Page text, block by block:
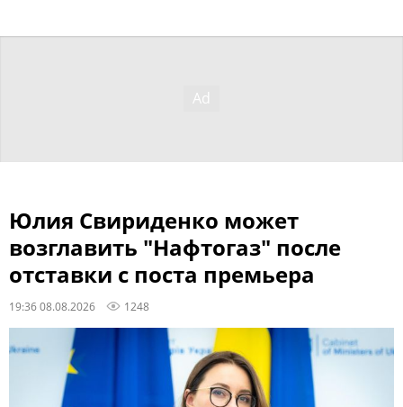
Юлия Свириденко может
возглавить "Нафтогаз" после
отставки с поста премьера
19:36 08.08.2026 1248